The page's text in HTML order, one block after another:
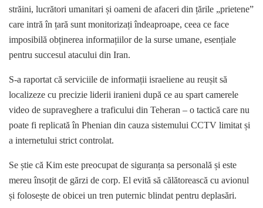
străini, lucrători umanitari și oameni de afaceri din țările „prietene”
care intră în țară sunt monitorizați îndeaproape, ceea ce face
imposibilă obținerea informațiilor de la surse umane, esențiale
pentru succesul atacului din Iran.
S-a raportat că serviciile de informații israeliene au reușit să
localizeze cu precizie liderii iranieni după ce au spart camerele
video de supraveghere a traficului din Teheran – o tactică care nu
poate fi replicată în Phenian din cauza sistemului CCTV limitat și
a internetului strict controlat.
Se știe că Kim este preocupat de siguranța sa personală și este
mereu însoțit de gărzi de corp. El evită să călătorească cu avionul
și folosește de obicei un tren puternic blindat pentru deplasări.